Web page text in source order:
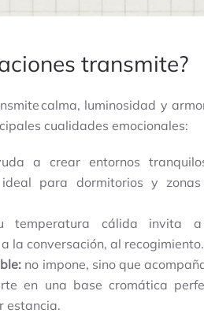
transmite?
calma, luminosidad y
cualidades emocionales:
a crear entornos
ideal para dormitorios y
temperatura cálida invita
la conversación, al recogimiento.
no impone, sino que
en una base cromática
estancia.